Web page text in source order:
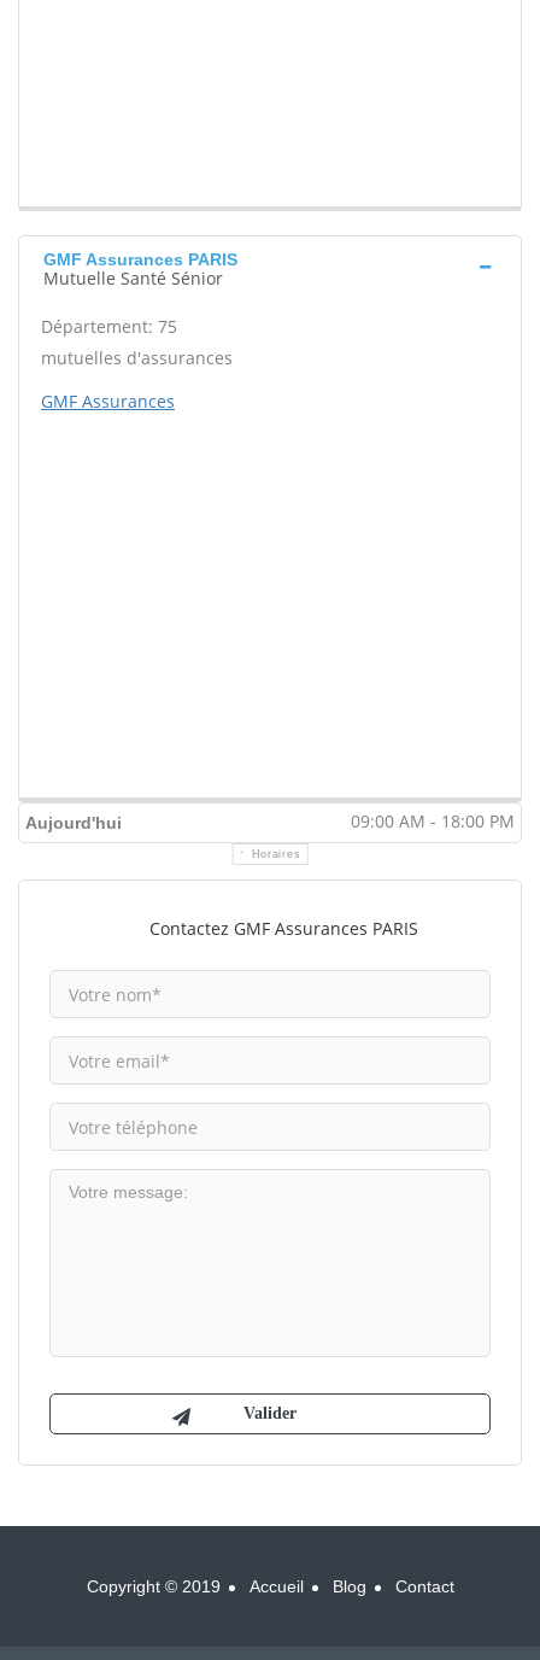
GMF Assurances PARIS
Mutuelle Santé Sénior
Département: 75
mutuelles d'assurances
GMF Assurances
Aujourd'hui 09:00 AM - 18:00 PM
Horaires
Contactez GMF Assurances PARIS
Copyright © 2019 Accueil Blog Contact